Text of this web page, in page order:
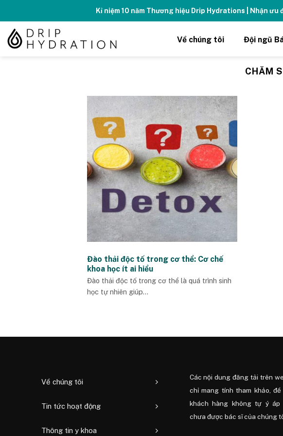
content
Kỉ niệm 10 năm Thương hiệu Drip Hydrations | Nhận ưu
Về chúng tôi Đội ngũ
CHĂM
Đào thải độc tố trong cơ thể: Cơ chế
khoa học ít ai hiểu
Đào thải độc tố trong cơ thể là quá trình sinh
học tự nhiên giúp...
Về chúng tôi
Tin tức hoạt động
Thông tin y khoa
Các nội dung đăng tải trên
chỉ mang tính tham khảo, đề
khách hàng không tự ý áp
chưa được bác sĩ của chúng